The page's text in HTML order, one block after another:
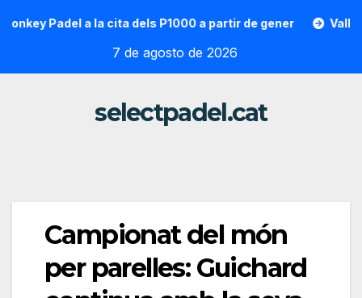
Padel a la cita dels P1000 a partir de gener Vallon
7 de agosto de 2026
selectpadel.cat
Campionat del món
per parelles: Guichard